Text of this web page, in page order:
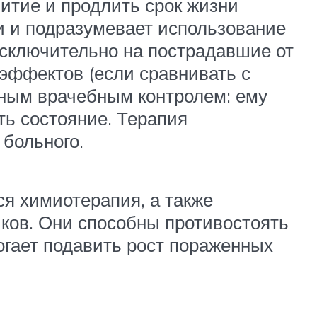
и продлить срок жизни
подразумевает использование
на пострадавшие от
(если сравнивать с
врачебным контролем: ему
состояние. Терапия
химиотерапия, а также
Они способны противостоять
подавить рост пораженных